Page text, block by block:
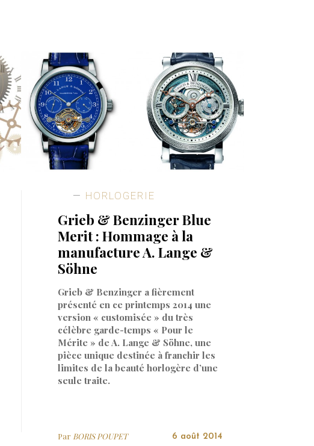
HORLOGERIE
Grieb & Benzinger Blue
Merit : Hommage à la
manufacture A. Lange &
Söhne
Grieb & Benzinger a fièrement
présenté en ce printemps 2014 une
version « customisée » du très
célèbre garde-temps « Pour le
Mérite » de A. Lange & Söhne, une
pièce unique destinée à franchir les
limites de la beauté horlogère d’une
seule traite.
Par BORIS POUPET 6 août 2014